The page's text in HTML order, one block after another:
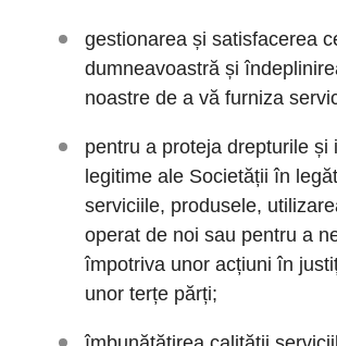
gestionarea și satisfacerea
dumneavoastră și
noastre de a vă furniza
pentru a proteja drepturile și
legitime ale Societății în
serviciile, produsele,
operat de noi sau pentru a
împotriva unor acțiuni în
unor terțe părți;